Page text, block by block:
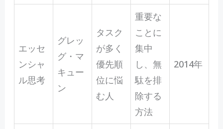
エッセ
ンシャ
ル思考
グレッ
グ・マ
キュー
ン
タスク
が多く
優先順
位に悩
む人
重要な
ことに
集中
し、無
駄を排
除する
方法
2014年